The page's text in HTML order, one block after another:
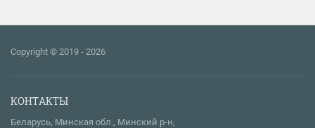
Copyright © 2019 - 2026
КОНТАКТЫ
Беларусь, Минская обл., Минский р-н,